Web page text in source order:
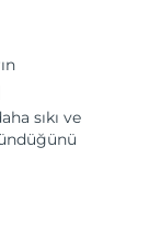
sıkı ve